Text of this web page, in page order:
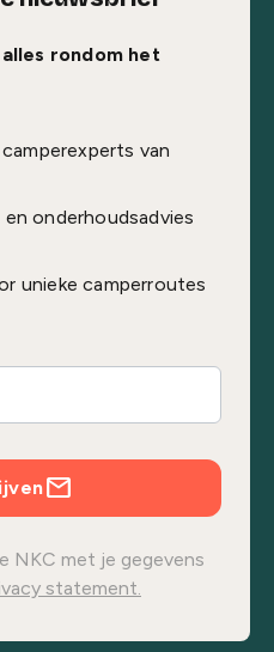
rondom het
van
onderhoudsadvies
unieke camperroutes
NKC met je gegevens
statement.